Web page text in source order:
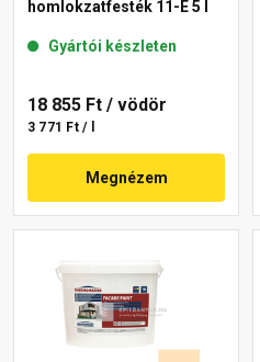
homlokzatfesték 11-E 5 l
Gyártói készleten
18 855 Ft / vödör
3 771 Ft / l
Megnézem